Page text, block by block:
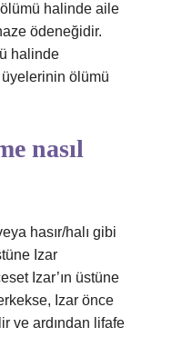
halinde aile
ödeneğidir.
halinde
ölümü
nasıl
hasır/halı gibi
Izar
Izar’ın üstüne
Izar önce
ve ardından lifafe